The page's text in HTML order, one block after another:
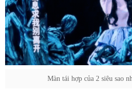
Màn tái hợp của 2 siêu sao